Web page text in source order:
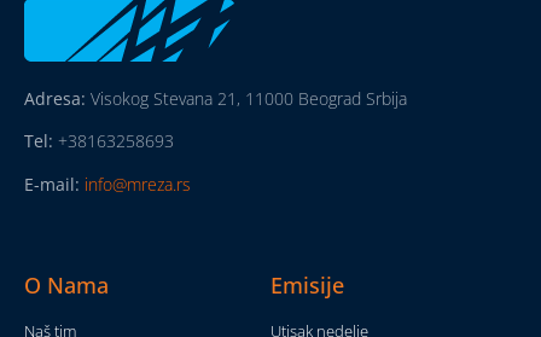
Adresa: Visokog Stevana 21, 11000 Beograd Srbija
Tel: +38163258693
E-mail: info@mreza.rs
O Nama
Naš tim
Emisije
Utisak nedelje